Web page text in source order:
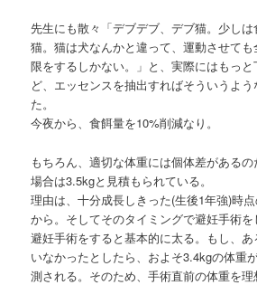
先生にも散々「デブデブ、デブ猫。少し
猫。猫は犬なんかと違って、運動させて
限をするしかない。」と、実際にはもっ
ど、エッセンスを抽出すればそういうよ
た。
今夜から、食餌量を10%削減なり。
もちろん、適切な体重には個体差がある
場合は3.5kgと見積もられている。
理由は、十分成長しきった(生後1年強)時
から。そしてそのタイミングで避妊手術を
避妊手術をすると基本的に太る。もし、
いなかったとしたら、およそ3.4kgの体重
測される。そのため、手術直前の体重を理